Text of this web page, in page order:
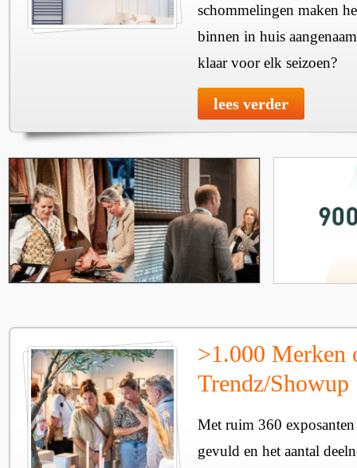
schommelingen maken
binnen in huis
klaar voor elk seizoen?
lees verder
>1.000 Merken
Trendz/Showup
Met ruim 360
gevuld en het aantal